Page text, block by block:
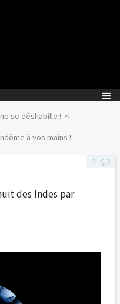
se déshabille !
à vos mains !
des Indes par
0